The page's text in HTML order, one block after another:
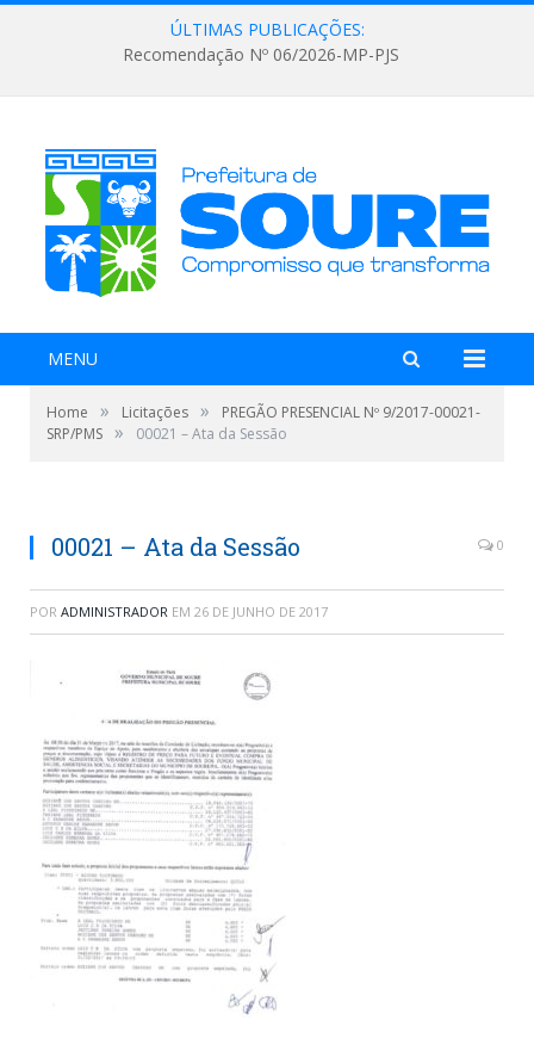
ÚLTIMAS PUBLICAÇÕES:
Recomendação Nº 06/2026-MP-PJS
MENU
Home » Licitações »
PREGÃO PRESENCIAL Nº 9/2017-00021-
SRP/PMS » 00021 – Ata da Sessão
00021 – Ata da Sessão 0
POR ADMINISTRADOR EM 26 DE JUNHO DE 2017